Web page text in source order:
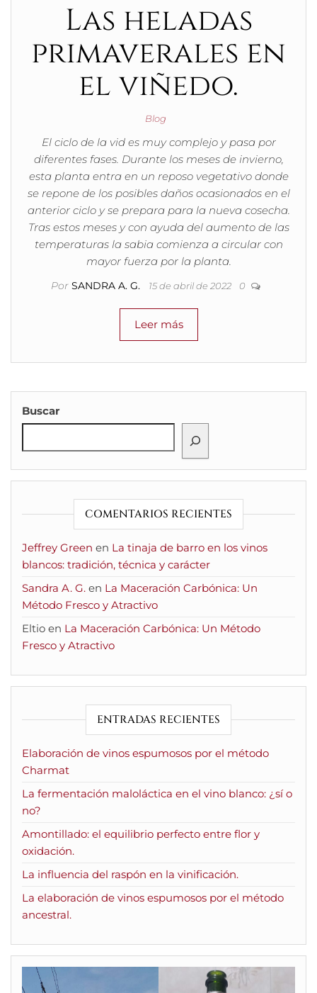
Las heladas
primaverales en
el viñedo.
Blog
El ciclo de la vid es muy complejo y pasa por
diferentes fases. Durante los meses de invierno,
esta planta entra en un reposo vegetativo donde
se repone de los posibles daños ocasionados en el
anterior ciclo y se prepara para la nueva cosecha.
Tras estos meses y con ayuda del aumento de las
temperaturas la sabia comienza a circular con
mayor fuerza por la planta.
Por SANDRA A. G. 15 de abril de 2022 0
Leer más
Buscar
COMENTARIOS RECIENTES
Jeffrey Green en La tinaja de barro en los vinos
blancos: tradición, técnica y carácter
Sandra A. G. en La Maceración Carbónica: Un
Método Fresco y Atractivo
Eltio en La Maceración Carbónica: Un Método
Fresco y Atractivo
ENTRADAS RECIENTES
Elaboración de vinos espumosos por el método
Charmat
La fermentación maloláctica en el vino blanco: ¿sí o
no?
Amontillado: el equilibrio perfecto entre flor y
oxidación.
La influencia del raspón en la vinificación.
La elaboración de vinos espumosos por el método
ancestral.